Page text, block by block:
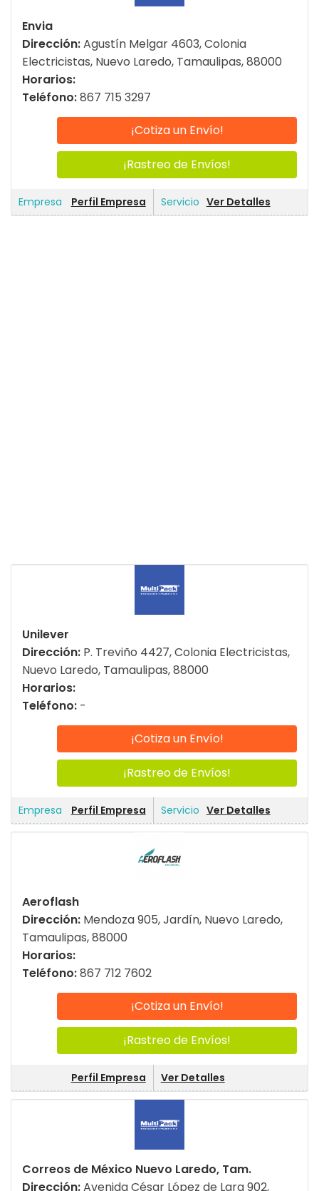
Envia
Dirección:Agustín Melgar 4603, Colonia
Electricistas, Nuevo Laredo, Tamaulipas, 88000
Horarios:
Teléfono:867 715 3297
¡Cotiza un Envío!
¡Rastreo de Envíos!
Perfil Empresa Ver Detalles
Unilever
Dirección: P. Treviño 4427, Colonia Electricistas,
Nuevo Laredo, Tamaulipas, 88000
Horarios:
Teléfono: -
¡Cotiza un Envío!
¡Rastreo de Envíos!
Perfil Empresa Ver Detalles
Aeroflash
Dirección: Mendoza 905, Jardín, Nuevo Laredo,
Tamaulipas, 88000
Horarios:
Teléfono:867 712 7602
¡Cotiza un Envío!
¡Rastreo de Envíos!
Perfil Empresa Ver Detalles
Correos de México Nuevo Laredo, Tam.
Dirección:Avenida César López de Lara 902,